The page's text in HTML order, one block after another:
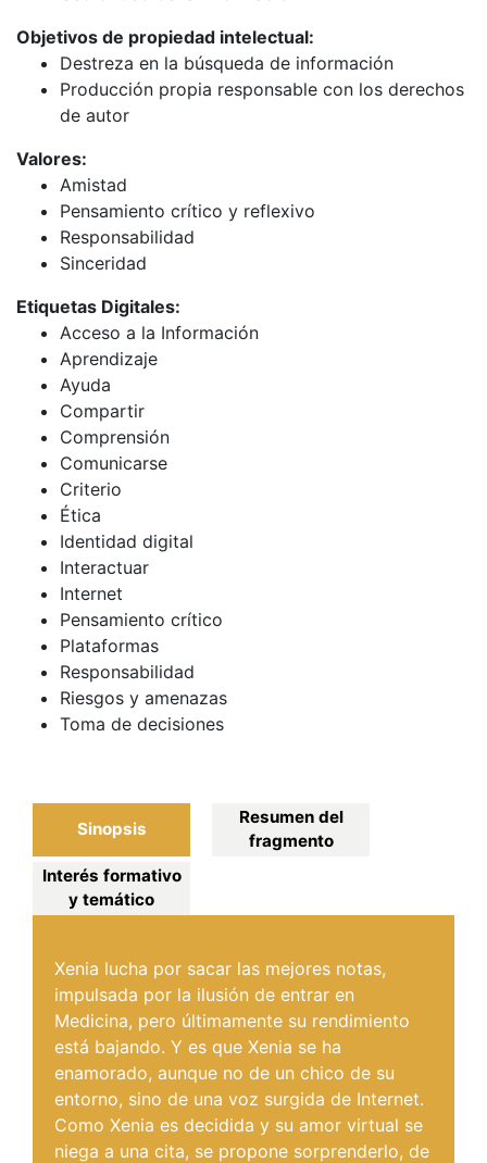
Objetivos de propiedad intelectual:
Destreza en la búsqueda de información
Producción propia responsable con los derechos
de autor
Valores:
Amistad
Pensamiento crítico y reflexivo
Responsabilidad
Sinceridad
Etiquetas Digitales:
Acceso a la Información
Aprendizaje
Ayuda
Compartir
Comprensión
Comunicarse
Criterio
Ética
Identidad digital
Interactuar
Internet
Pensamiento crítico
Plataformas
Responsabilidad
Riesgos y amenazas
Toma de decisiones
Sinopsis
Resumen del
fragmento
Interés formativo
y temático
Xenia lucha por sacar las mejores notas,
impulsada por la ilusión de entrar en
Medicina, pero últimamente su rendimiento
está bajando. Y es que Xenia se ha
enamorado, aunque no de un chico de su
entorno, sino de una voz surgida de Internet.
Como Xenia es decidida y su amor virtual se
niega a una cita, se propone sorprenderlo, de